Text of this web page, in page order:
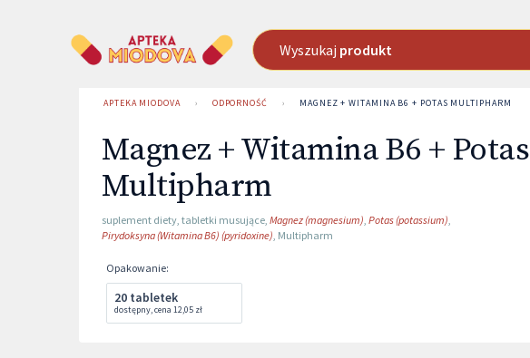
Wyszukaj produkt
APTEKA MIODOVA › ODPORNOŚĆ › MAGNEZ + WITAMINA B6 + POTAS MULTIPHARM
Magnez + Witamina B6 + Potas
Multipharm
suplement diety, tabletki musujące, Magnez (magnesium), Potas (potassium),
Pirydoksyna (Witamina B6) (pyridoxine), Multipharm
Opakowanie:
20 tabletek
dostępny,cena 12,05 zł